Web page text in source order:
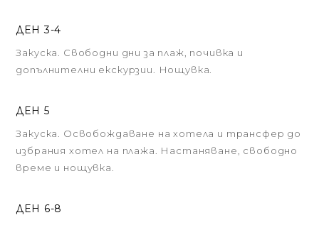
ДЕН 3-4
Закуска. Свободни дни за плаж, почивка и
допълнителни екскурзии. Нощувка.
ДЕН 5
Закуска. Освобождаване на хотела и трансфер до
избрания хотел на плажа. Настаняване, свободно
време и нощувка.
ДЕН 6-8